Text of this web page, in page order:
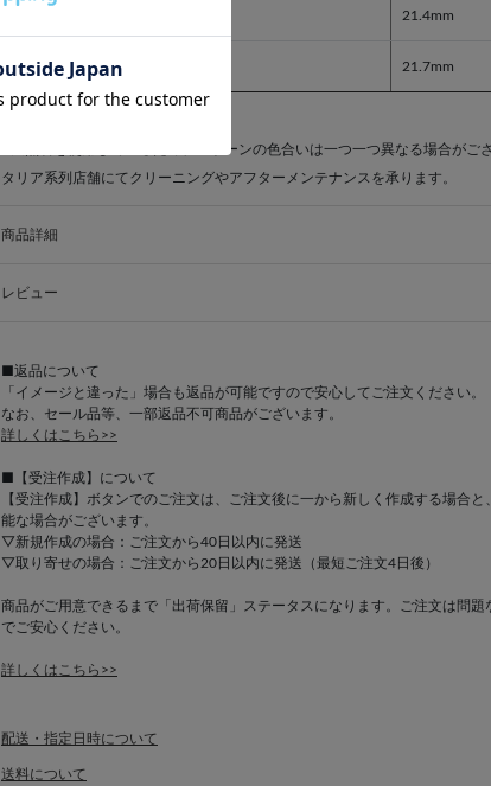
21.4mm
27号 21.7mm
※天然石を使用しているため、ストーンの色合いは一つ一つ異なる場合がご
タリア系列店舗にてクリーニングやアフターメンテナンスを承ります。
商品詳細
レビュー
■返品について
「イメージと違った」場合も返品が可能ですので安心してご注文ください。
なお、セール品等、一部返品不可商品がございます。
詳しくはこちら>>
■【受注作成】について
【受注作成】ボタンでのご注文は、ご注文後に一から新しく作成する場合
能な場合がございます。
▽新規作成の場合：ご注文から40日以内に発送
▽取り寄せの場合：ご注文から20日以内に発送（最短ご注文4日後）
商品がご用意できるまで「出荷保留」ステータスになります。ご注文は問題
でご安心ください。
詳しくはこちら>>
配送・指定日時について
送料について